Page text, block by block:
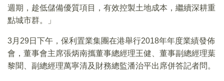
週期，趁低儲備優質項目，有效控製土地成本，繼續深耕重
點城市群。」
3月29日下午，保利置業集團在港舉行2018年年度業績發佈
會，董事會主席張炳南攜董事總經理王健、董事副總經理葉
黎聞、副總經理萬寧清及財務總監潘治平出席併答記者問。